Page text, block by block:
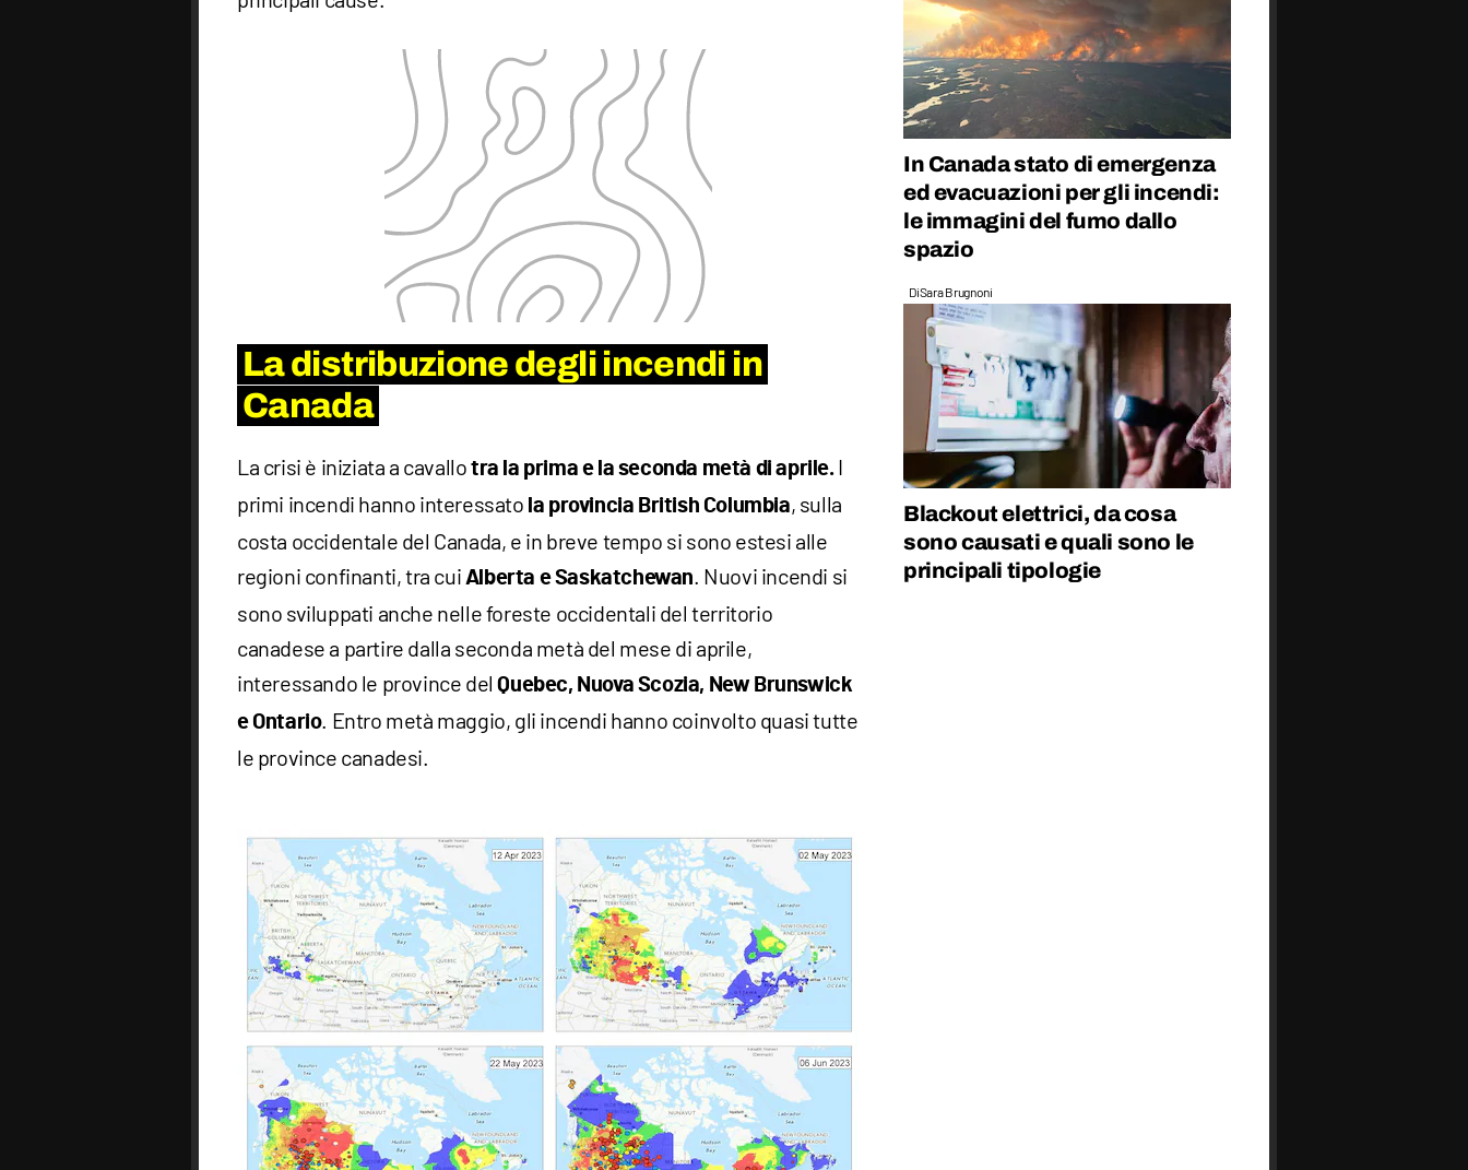
La distribuzione degli incendi in
Canada
La crisi è iniziata a cavallo tra la prima e la seconda metà di aprile.I
primi incendi hanno interessato la provincia British Columbia, sulla
costa occidentale del Canada, e in breve tempo si sono estesi alle
regioni confinanti, tra cui Alberta e Saskatchewan. Nuovi incendi si
sono sviluppati anche nelle foreste occidentali del territorio
canadese a partire dalla seconda metà del mese di aprile,
interessando le province delQuebec, Nuova Scozia, New Brunswick
e Ontario. Entro metà maggio, gli incendi hanno coinvolto quasi tutte
le province canadesi.
In Canada stato di emergenza
ed evacuazioni per gli incendi:
le immagini del fumo dallo
spazio
DiSara Brugnoni
Blackout elettrici, da cosa
sono causati e quali sono le
principali tipologie